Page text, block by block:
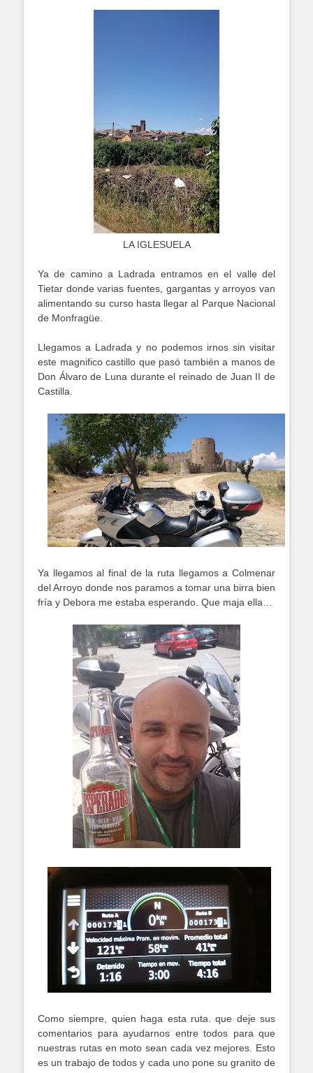
LA IGLESUELA
Ya de camino a Ladrada entramos en el valle del
Tietar donde varias fuentes, gargantas y arroyos van
alimentando su curso hasta llegar al Parque Nacional
de Monfragüe.
Llegamos a Ladrada y no podemos irnos sin visitar
este magnifico castillo que pasó también a manos de
Don Álvaro de Luna durante el reinado de Juan II de
Castilla.
Ya llegamos al final de la ruta llegamos a Colmenar
del Arroyo donde nos paramos a tomar una birra bien
fría y Debora me estaba esperando. Que maja ella…
Como siempre, quien haga esta ruta. que deje sus
comentarios para ayudarnos entre todos para que
nuestras rutas en moto sean cada vez mejores. Esto
es un trabajo de todos y cada uno pone su granito de